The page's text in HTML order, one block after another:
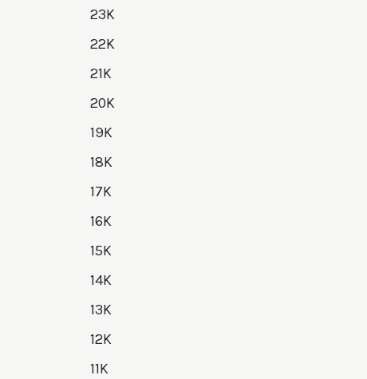
23K
22K
21K
20K
19K
18K
17K
16K
15K
14K
13K
12K
11K